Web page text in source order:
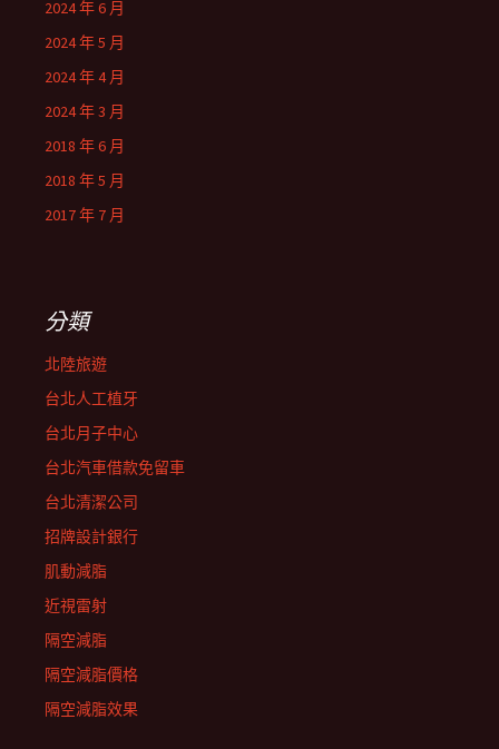
2024 年 6 月
2024 年 5 月
2024 年 4 月
2024 年 3 月
2018 年 6 月
2018 年 5 月
2017 年 7 月
分類
北陸旅遊
台北人工植牙
台北月子中心
台北汽車借款免留車
台北清潔公司
招牌設計銀行
肌動減脂
近視雷射
隔空減脂
隔空減脂價格
隔空減脂效果